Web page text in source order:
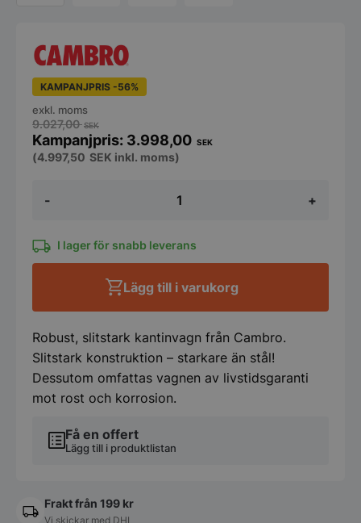
-
18GN
+
KAMPANJPRIS -56%
9.027,00SEK
3.998,00 SEK
exkl. moms
(4.997,50 SEK inkl. moms)
I lager för snabb leverans
Få en offert
Lägg till i produktlistan
Lägg till i varukorg
Robust, slitstark kantinvagn från Cambro.
Slitstark konstruktion – starkare än stål!
Dessutom omfattas vagnen av livstidsgaranti
mot rost och korrosion.
Frakt från 199 kr
Vi skickar med DHL